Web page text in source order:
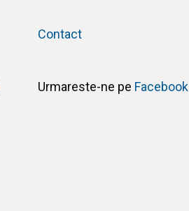
Contact
Urmareste-ne pe Facebook